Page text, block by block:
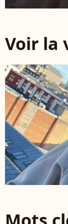
Voir la